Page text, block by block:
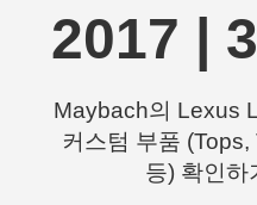
2017 |
Maybach의 Lexus
커스텀 부품
등) 확인하